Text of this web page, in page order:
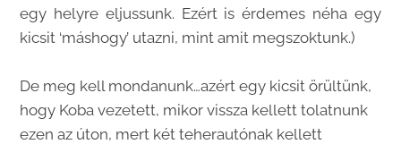
egy helyre eljussunk. Ezért is érdemes néha egy
kicsit ‘máshogy’ utazni, mint amit megszoktunk.)
De meg kell mondanunk…azért egy kicsit örültünk,
hogy Koba vezetett, mikor vissza kellett tolatnunk
ezen az úton, mert két teherautónak kellett